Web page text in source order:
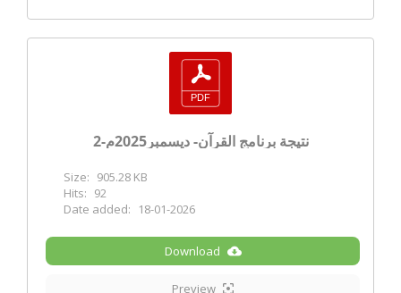
نتيجة برنامج القرآن- ديسمبر2025م-2
Size: 905.28 KB
Hits: 92
Date added:
18-01-2026
Download
Preview